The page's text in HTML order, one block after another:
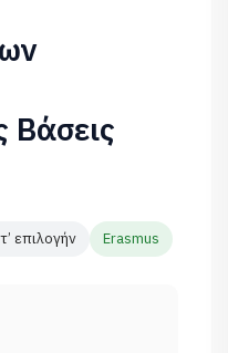
Βάσεις
επιλογήν Erasmus